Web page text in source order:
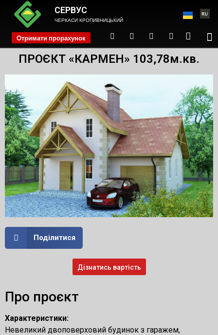
СЕРВУС
ЧЕРКАСИ КРОПИВНИЦЬКИЙ
Отримати прорахунок phone
ПРОЄКТ «КАРМЕН» 103,78м.кв.
Поділитися
Дізнатись вартість
Про проєкт
Характеристики:
Невеликий двоповерховий будинок з гаражем,